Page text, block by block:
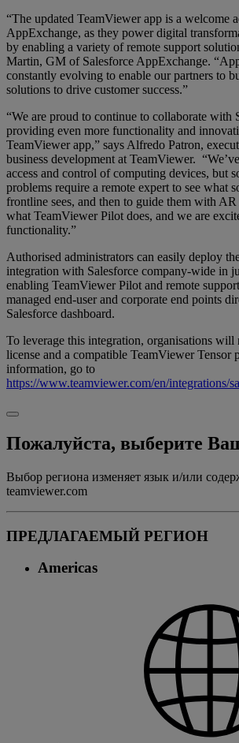
“The updated TeamViewer app is a welcome
AppExchange, as they power digital
by enabling a variety of remote support
Martin, GM of Salesforce AppExchange.
constantly evolving to enable our partners to
solutions to drive customer success.”
“We are proud to continue to collaborate with
providing even more functionality and
TeamViewer app,” says Alfredo Patron,
business development at TeamViewer.
access and control of computing devices, but
problems require a remote expert to see what
frontline sees, and then to guide them with AR
what TeamViewer Pilot does, and we are
functionality.”
Authorised administrators can easily deploy
integration with Salesforce company-wide in
enabling TeamViewer Pilot and remote
managed end-user and corporate end points
Salesforce dashboard.
To leverage this integration, organisations will
license and a compatible TeamViewer Tensor
information, go to
https://www.teamviewer.com/en/integrations/
Пожалуйста, выберите
Выбор региона изменяет язык и/или
teamviewer.com
ПРЕДЛАГАЕМЫЙ РЕГИОН
Americas